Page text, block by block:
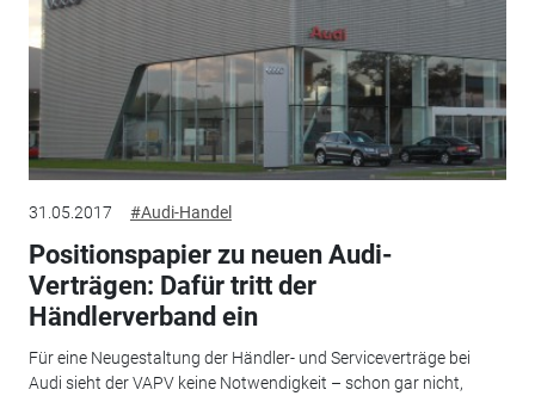
31.05.2017 #Audi-Handel
Positionspapier zu neuen Audi-
Verträgen: Dafür tritt der
Händlerverband ein
Für eine Neugestaltung der Händler- und Serviceverträge bei
Audi sieht der VAPV keine Notwendigkeit – schon gar nicht,